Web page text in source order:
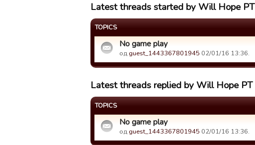
Latest threads started by Will Hope PT
TOPICS
No game play
од guest_1443367801945 02/01/16 13:36.
Latest threads replied by Will Hope PT
TOPICS
No game play
од guest_1443367801945 02/01/16 13:36.